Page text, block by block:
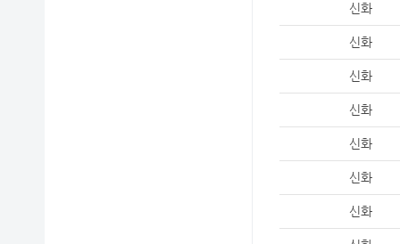
신화
신화
신화
신화
신화
신화
신화